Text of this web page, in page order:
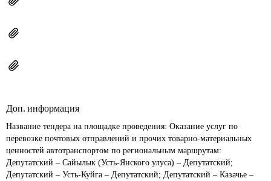
Доп. информация
Название тендера на площадке проведения: Оказание услуг по
перевозке почтовых отправлений и прочих товарно-материальных
ценностей автотранспортом по региональным маршрутам:
Депутатский – Сайылык (Усть-Янского улуса) – Депутатский;
Депутатский – Усть-Куйга – Депутатский; Депутатский – Казачье –